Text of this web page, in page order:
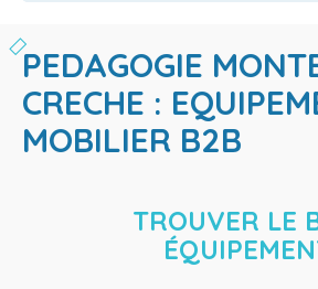
PEDAGOGIE
CRECHE :
MOBILIER B2B
TROUVER LE